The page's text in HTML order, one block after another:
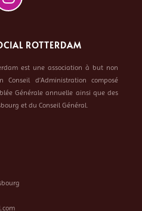
ROTTERDAM
est une association à but non
d’Administration composé
Générale annuelle ainsi que des
et du Conseil Général.